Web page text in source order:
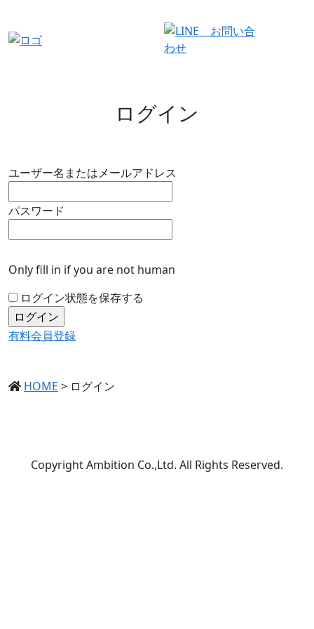
ログイン
ユーザー名またはメールアドレス
パスワード
Only fill in if you are not human
ログイン状態を保存する
有料会員登録
HOME > ログイン
Copyright Ambition Co.,Ltd. All Rights Reserved.